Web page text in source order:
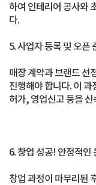
하여 인테리어 공사와
다.
5. 사업자 등록 및 오픈
매장 계약과 브랜드 선
진행해야 합니다. 이 과
허가, 영업신고 등을
6. 창업 성공! 안정적인
창업 과정이 마무리된